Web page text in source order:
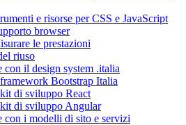
e risorse per CSS e JavaScript
browser
le prestazioni
riuso
con il design system .italia
Bootstrap Italia
di sviluppo React
di sviluppo Angular
con i modelli di sito e servizi